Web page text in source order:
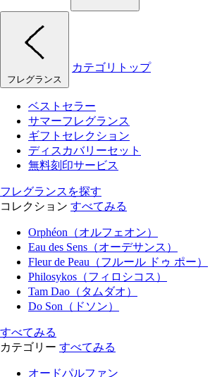
フレグランス
カテゴリトップ
ベストセラー
サマーフレグランス
ギフトセレクション
ディスカバリーセット
無料刻印サービス
フレグランスを探す
コレクション すべてみる
Orphéon（オルフェオン）
Eau des Sens（オーデサンス）
Fleur de Peau（フルール ドゥ ポー）
Philosykos（フィロシコス）
Tam Dao（タムダオ）
Do Son（ドソン）
すべてみる
カテゴリー すべてみる
オードパルファン